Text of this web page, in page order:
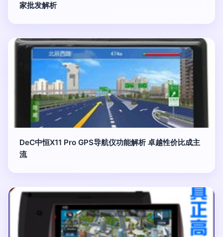
家批发解析
DeC中恒X11 Pro GPS导航仪功能解析 卓越性价比成主
流